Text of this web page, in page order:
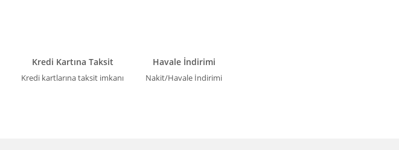
Kredi Kartına Taksit
Kredi kartlarına taksit imkanı
Havale İndirimi
Nakit/Havale İndirimi